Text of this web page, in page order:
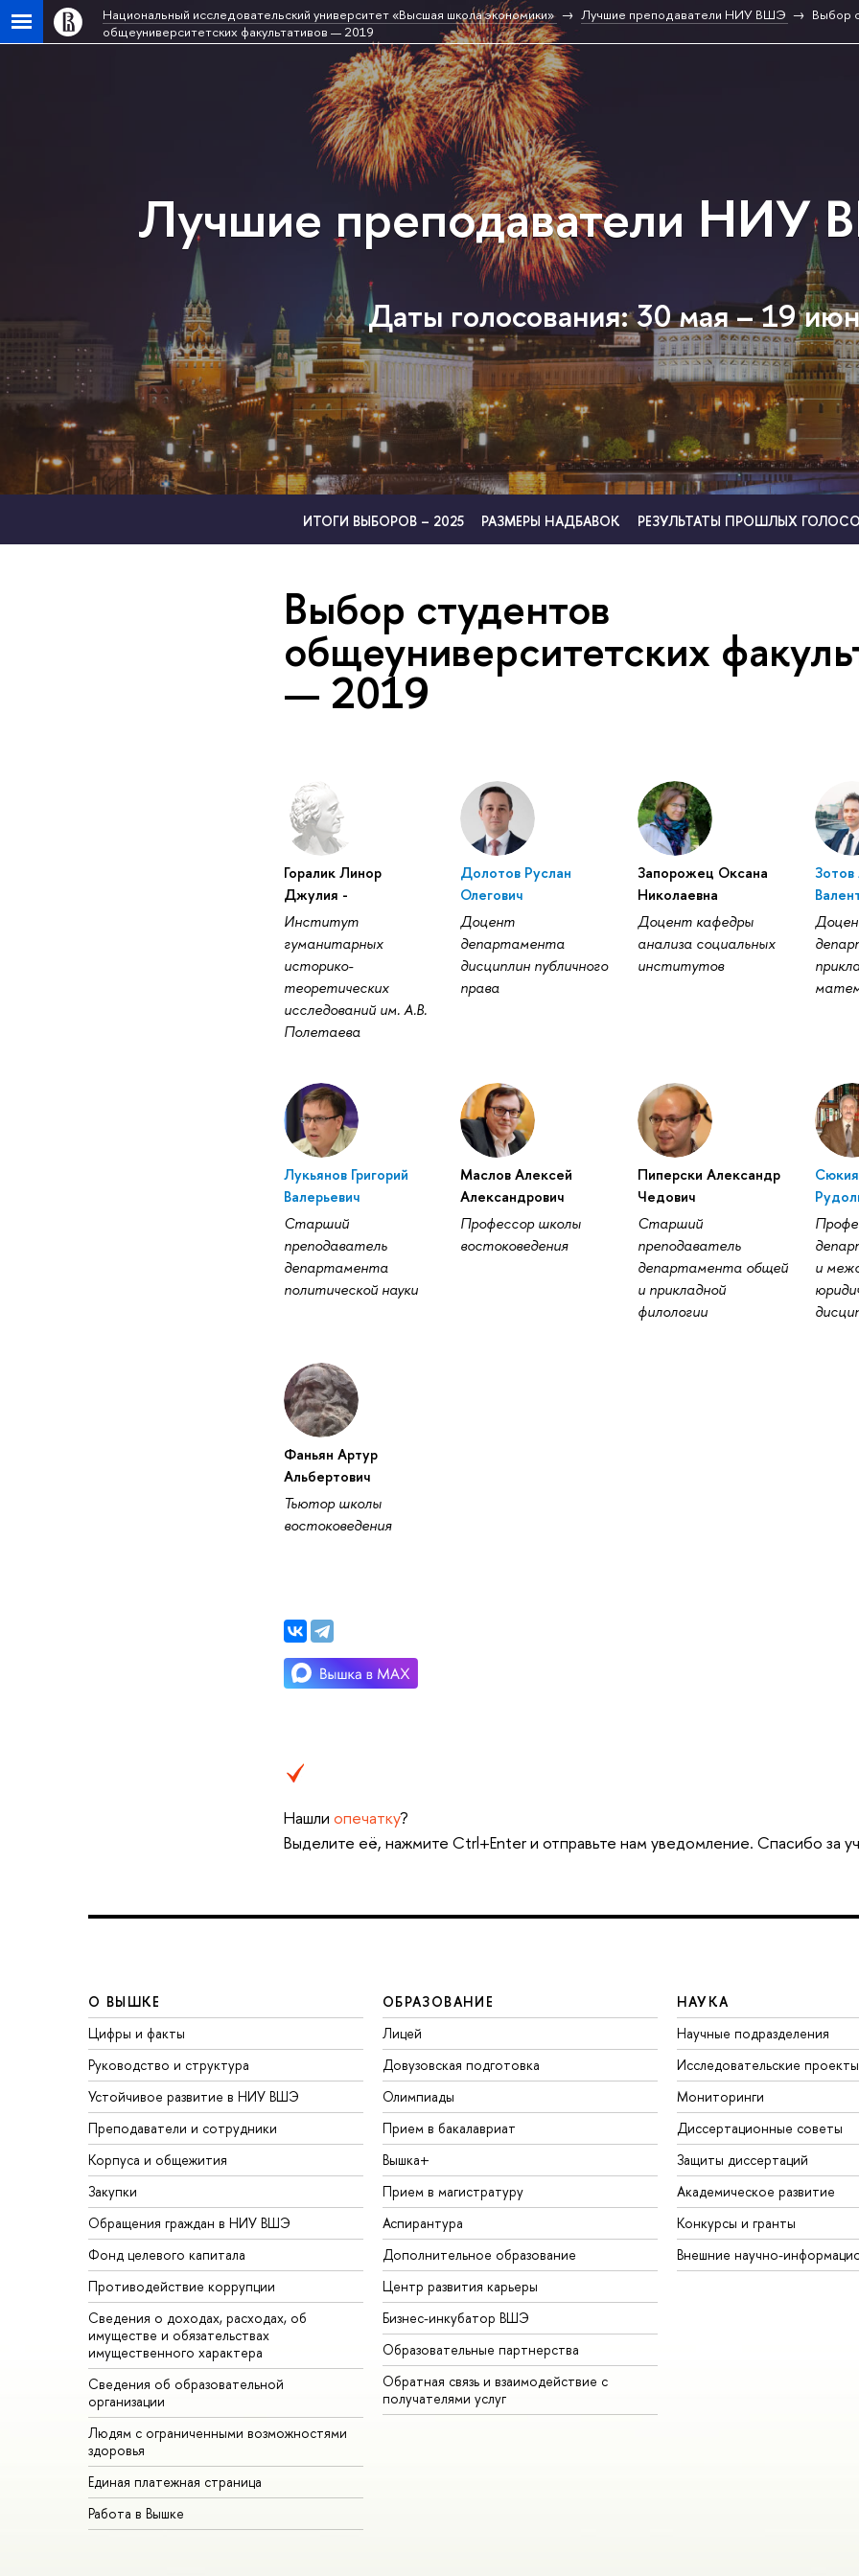
Национальный исследовательский университет «Высшая школа экономики» Лучшие преподаватели НИУ ВШЭ
Выбор
общеуниверситетских факультативов — 2019
Лучшие преподаватели НИУ
Даты голосования: 30 мая – 19
ИТОГИ ВЫБОРОВ – 2025 РАЗМЕРЫ НАДБАВОК РЕЗУЛЬТАТЫ ПРОШЛЫХ
Выбор студентов
общеуниверситетских
— 2019
Горалик Линор
Джулия -
Институт
гуманитарных
историко-
теоретических
исследований им. А.В.
Полетаева
Долотов Руслан
Олегович
Доцент
департамента
дисциплин публичного
права
Запорожец Оксана
Николаевна
Доцент кафедры
анализа социальных
институтов
Лукьянов Григорий
Валерьевич
Старший
преподаватель
департамента
политической науки
Маслов Алексей
Александрович
Профессор школы
востоковедения
Пиперски Александр
Чедович
Старший
преподаватель
департамента общей
и прикладной
филологии
и
Фаньян Артур
Альбертович
Тьютор школы
востоковедения
Нашли опечатку?
Выделите её, нажмите Ctrl+Enter и отправьте нам уведомление. Спасибо за
О ВЫШКЕ
Цифры и факты
Руководство и структура
Устойчивое развитие в НИУ ВШЭ
Преподаватели и сотрудники
Корпуса и общежития
Закупки
Обращения граждан в НИУ ВШЭ
Фонд целевого капитала
Противодействие коррупции
Сведения о доходах, расходах, об
имуществе и обязательствах
имущественного характера
Сведения об образовательной
организации
Людям с ограниченными возможностями
здоровья
Единая платежная страница
Работа в Вышке
ОБРАЗОВАНИЕ
Лицей
Довузовская подготовка
Олимпиады
Прием в бакалавриат
Вышка+
Прием в магистратуру
Аспирантура
Дополнительное образование
Центр развития карьеры
Бизнес-инкубатор ВШЭ
Образовательные партнерства
Обратная связь и взаимодействие с
получателями услуг
НАУКА
Научные подразделения
Исследовательские проекты
Мониторинги
Диссертационные советы
Защиты диссертаций
Академическое развитие
Конкурсы и гранты
Внешние научно-